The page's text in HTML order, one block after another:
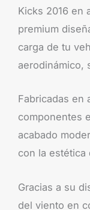
Kicks 2016 en
premium
carga de tu
aerodinámico,
Fabricadas en
componentes
acabado
con la estética
Gracias a su
del viento en